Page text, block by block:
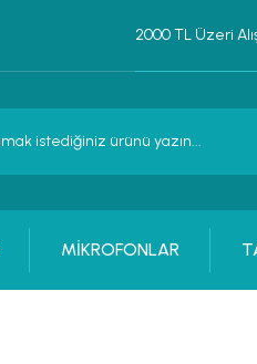
2000 TL Üzeri
MİKROFONLAR